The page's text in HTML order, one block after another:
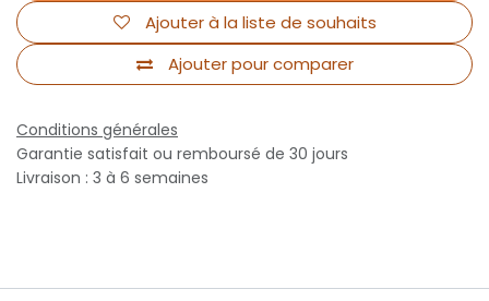
Ajouter pour comparer
Ajouter à la liste de souhaits
Conditions générales
Garantie satisfait ou remboursé de 30 jours
Livraison : 3 à 6 semaines